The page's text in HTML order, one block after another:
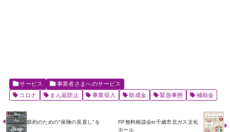
サービス
事業者さまへのサービス
コロナ
まん延防止 事業収入 助成金 緊急事態 補助金
節約のための"保険の見直し"を
FP無料相談会in千歳市北ガス文化
ホール